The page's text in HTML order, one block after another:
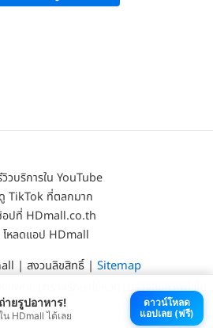
วบริการใน YouTube
ดู TikTok ที่ตลกมาก
อปที่ HDmall.co.th
โหลดแอป HDmall
| สงวนลิขสิทธิ์ | Sitemap
ตรวจสุขภาพทั่วไป
ายรูปอาหาร!
HDmall ได้เลย
ดาวน์โหลด
แอปเลย (ฟรี)